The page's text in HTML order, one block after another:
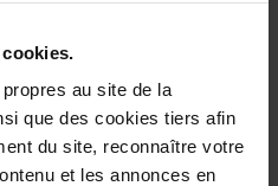
au site de la
que des cookies tiers afin
du site, reconnaître votre
et les annonces en